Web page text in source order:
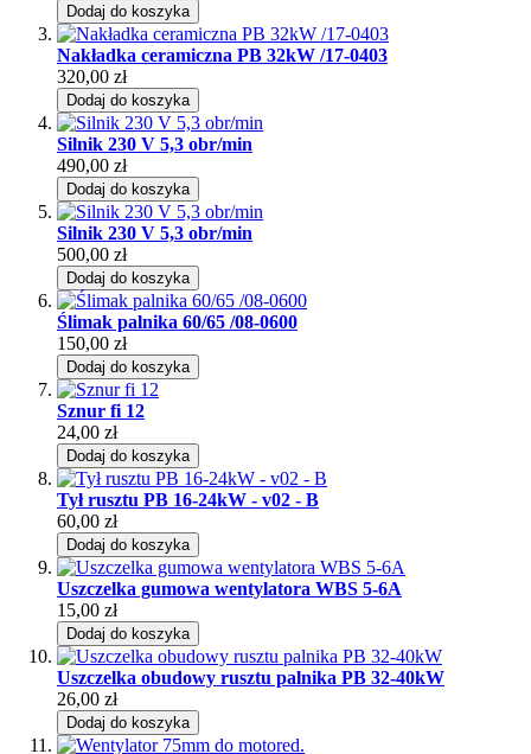
Dodaj do koszyka
Nakładka ceramiczna PB 32kW /17-0403
320,00 zł
Dodaj do koszyka
Silnik 230 V 5,3 obr/min
490,00 zł
Dodaj do koszyka
Silnik 230 V 5,3 obr/min
500,00 zł
Dodaj do koszyka
Ślimak palnika 60/65 /08-0600
150,00 zł
Dodaj do koszyka
Sznur fi 12
24,00 zł
Dodaj do koszyka
Tył rusztu PB 16-24kW - v02 - B
60,00 zł
Dodaj do koszyka
Uszczelka gumowa wentylatora WBS 5-6A
15,00 zł
Dodaj do koszyka
Uszczelka obudowy rusztu palnika PB 32-40kW
26,00 zł
Dodaj do koszyka